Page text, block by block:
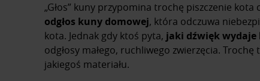
„Głos” kuny przypomina trochę piszczenie kota
odgłos kuny domowej, która odczuwa
kota. Jednak gdy ktoś pyta, jaki dźwięk wydaje
odgłosy małego, ruchliwego zwierzęcia.
jakiegoś materiału.